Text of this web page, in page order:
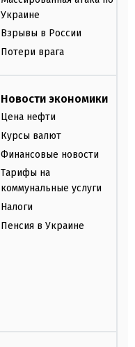
Украине
Взрывы в России
Потери врага
Новости экономики
Цена нефти
Курсы валют
Финансовые новости
Тарифы на
коммунальные услуги
Налоги
Пенсия в Украине